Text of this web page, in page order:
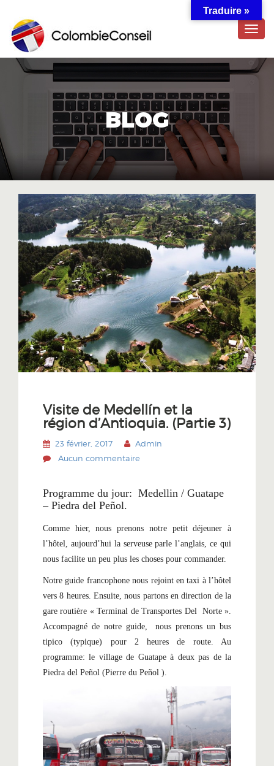
BLOG
Visite de Medellín et la
région d’Antioquia. (Partie 3)
23 février, 2017
Admin
Aucun commentaire
Programme du jour: Medellin / Guatape
– Piedra del Peñol.
Comme hier, nous prenons notre petit déjeuner à
l’hôtel, aujourd’hui la serveuse parle l’anglais, ce qui
nous facilite un peu plus les choses pour commander.
Notre guide francophone nous rejoint en taxi à l’hôtel
vers 8 heures. Ensuite, nous partons en direction de la
gare routière « Terminal de Transportes Del Norte ».
Accompagné de notre guide, nous prenons un bus
tipico (typique) pour 2 heures de route. Au
programme: le village de Guatape à deux pas de la
Piedra del Peñol (Pierre du Peñol ).
Traduire »